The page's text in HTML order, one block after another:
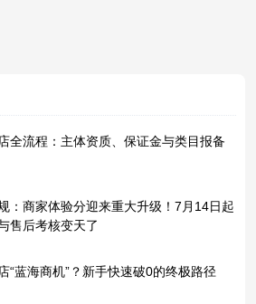
全流程：主体资质、保证金与类目报备
：商家体验分迎来重大升级！7月14日起
售后考核变天了
“蓝海商机”？新手快速破0的终极路径